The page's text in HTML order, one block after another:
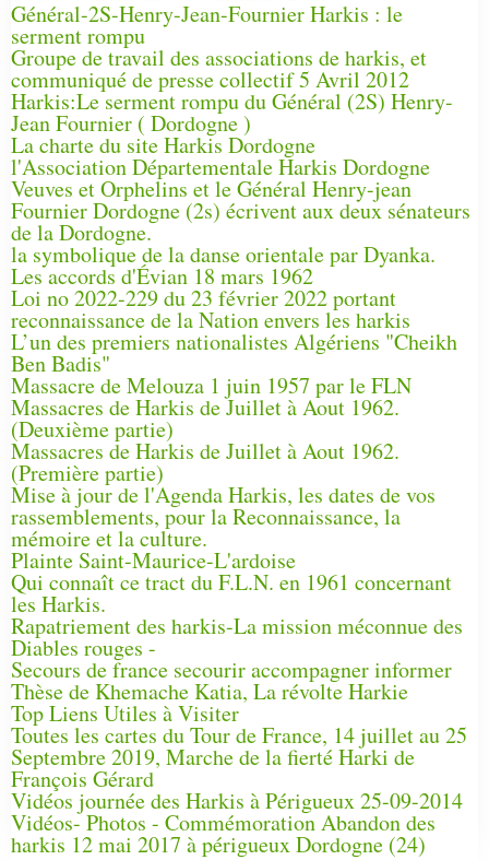
Général-2S-Henry-Jean-Fournier Harkis : le
serment rompu
Groupe de travail des associations de harkis, et
communiqué de presse collectif 5 Avril 2012
Harkis:Le serment rompu du Général (2S) Henry-
Jean Fournier ( Dordogne )
La charte du site Harkis Dordogne
l'Association Départementale Harkis Dordogne
Veuves et Orphelins et le Général Henry-jean
Fournier Dordogne (2s) écrivent aux deux sénateurs
de la Dordogne.
la symbolique de la danse orientale par Dyanka.
Les accords d'Évian 18 mars 1962
Loi no 2022-229 du 23 février 2022 portant
reconnaissance de la Nation envers les harkis
L’un des premiers nationalistes Algériens "Cheikh
Ben Badis"
Massacre de Melouza 1 juin 1957 par le FLN
Massacres de Harkis de Juillet à Aout 1962.
(Deuxième partie)
Massacres de Harkis de Juillet à Aout 1962.
(Première partie)
Mise à jour de l'Agenda Harkis, les dates de vos
rassemblements, pour la Reconnaissance, la
mémoire et la culture.
Plainte Saint-Maurice-L'ardoise
Qui connaît ce tract du F.L.N. en 1961 concernant
les Harkis.
Rapatriement des harkis-La mission méconnue des
Diables rouges -
Secours de france secourir accompagner informer
Thèse de Khemache Katia, La révolte Harkie
Top Liens Utiles à Visiter
Toutes les cartes du Tour de France, 14 juillet au 25
Septembre 2019, Marche de la fierté Harki de
François Gérard
Vidéos journée des Harkis à Périgueux 25-09-2014
Vidéos- Photos - Commémoration Abandon des
harkis 12 mai 2017 à périgueux Dordogne (24)